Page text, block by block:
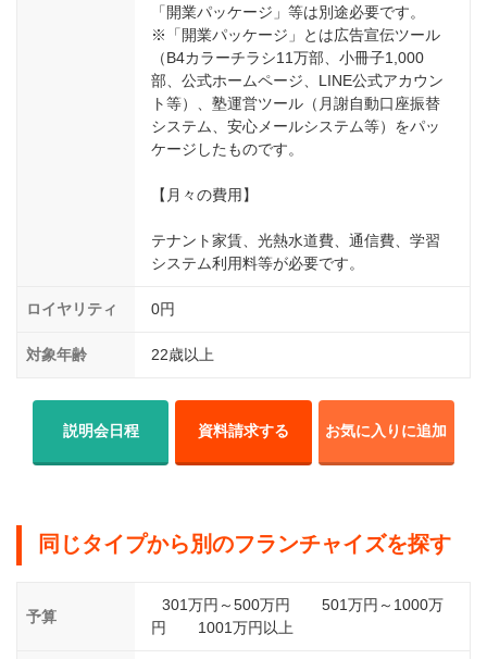
「開業パッケージ」等は別途必要です。
※「開業パッケージ」とは広告宣伝ツール
（B4カラーチラシ11万部、小冊子1,000
部、公式ホームページ、LINE公式アカウン
ト等）、塾運営ツール（⽉謝⾃動⼝座振替
システム、安⼼メールシステム等）をパッ
ケージしたものです。
【⽉々の費⽤】
テナント家賃、光熱⽔道費、通信費、学習
システム利⽤料等が必要です。
ロイヤリティ 0円
対象年齢 22歳以上
説明会日程 資料請求する お気に入りに追加
同じタイプから別のフランチャイズを探す
予算
301万円～500万円
501万円～1000万
円
1001万円以上